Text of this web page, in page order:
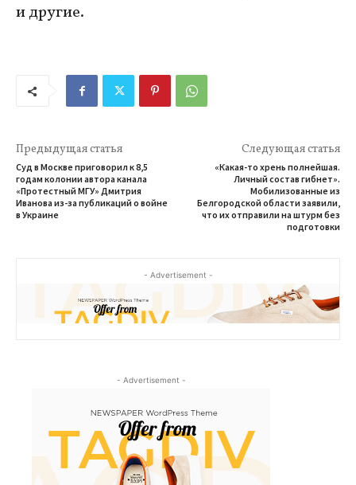
и другие.
Предыдущая статья
Суд в Москве приговорил к 8,5
годам колонии автора канала
«Протестный МГУ» Дмитрия
Иванова из-за публикаций о войне
в Украине
Следующая статья
«Какая-то хрень полнейшая.
Личный состав гибнет».
Мобилизованные из
Белгородской области заявили,
что их отправили на штурм без
подготовки
- Advertisement -
- Advertisement -